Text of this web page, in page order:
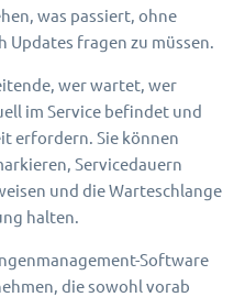
was passiert, ohne
fragen zu müssen.
wer wartet, wer
im Service befindet und
erfordern. Sie können
Servicedauern
und die Warteschlange
halten.
Software
die sowohl vorab